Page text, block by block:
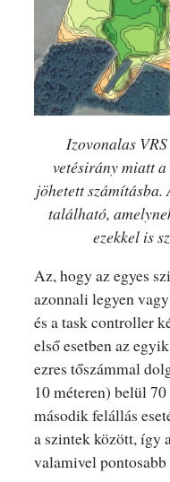
Izovonalas
vetésirány miatt a
jöhetett számításba.
található,
ezekkel is
Az, hogy az egyes
azonnali legyen
és a task controller
első esetben az
ezres tőszámmal
10 méteren) belül
második felállás
a szintek között, így
valamivel pontosabb